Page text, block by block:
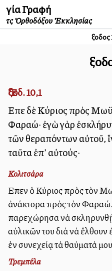
Ἁγία Γραφή
τῆς Ὀρθοδόξου Ἐκκλησίας
Ἔξοδος
Ἔξοδ. 10,1
Εἶπε δὲ Κύριος πρὸς
Φαραώ· ἐγὼ γὰρ
τῶν θεραπόντων αὐτοῦ,
ταῦτα ἐπ’ αὐτούς·
Κολιτσάρα
Εἶπεν ὁ Κύριος πρὸς τὸν
ἀνάκτορα πρὸς τὸν
παρεχώρησα νὰ
αὐλικῶν του διὰ νὰ
ἐν συνεχείᾳ τὰ θαύματά
Τρεμπέλα